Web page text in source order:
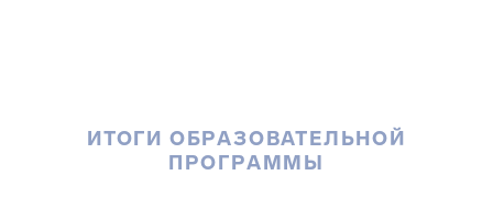
ИТОГИ ОБРАЗОВАТЕЛЬНОЙ
ПРОГРАММЫ